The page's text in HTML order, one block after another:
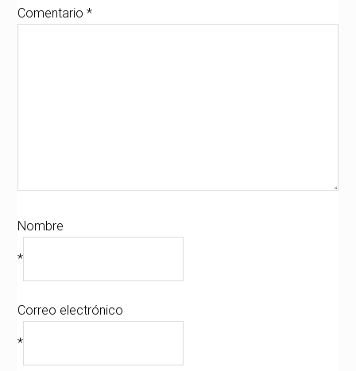
Comentario*
Nombre
*
Correo electrónico
*